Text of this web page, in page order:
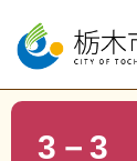
ー
の
先
ニ
ー
を
トップページ
3－3